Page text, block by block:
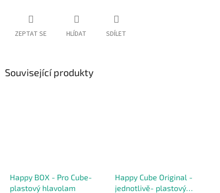
ZEPTAT SE HLÍDAT SDÍLET
Související produkty
Happy BOX - Pro Cube-
plastový hlavolam
Happy Cube Original -
jednotlivě- plastový